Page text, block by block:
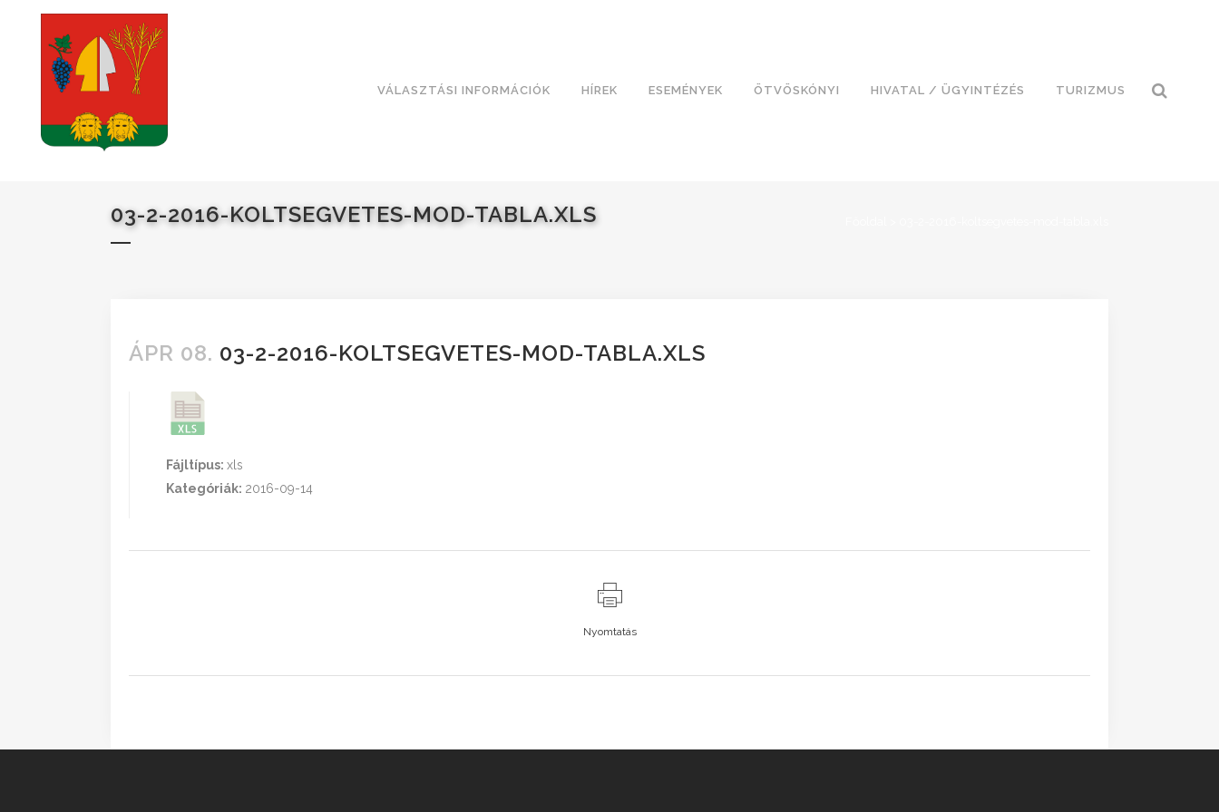
VÁLASZTÁSI INFORMÁCIÓK HÍREK ESEMÉNYEK ÖTVÖSKÓNYI HIVATAL / ÜGYINTÉZÉS TURIZMUS
03-2-2016-KOLTSEGVETES-MOD-TABLA.XLS
ÁPR 08. 03-2-2016-KOLTSEGVETES-MOD-TABLA.XLS
Fájltípus: xls
Kategóriák: 2016-09-14
Nyomtatás